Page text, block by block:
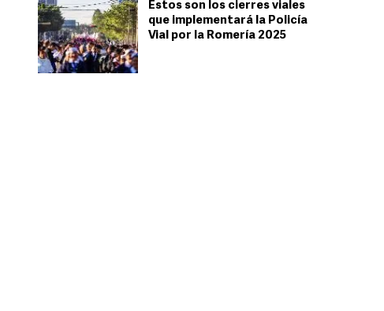
Estos son los cierres viales
que implementará la Policía
Vial por la Romería 2025